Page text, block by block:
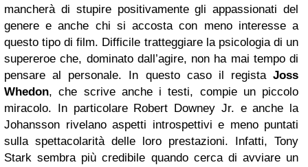
mancherà di stupire positivamente gli appassionati del
genere e anche chi si accosta con meno interesse a
questo tipo di film. Difficile tratteggiare la psicologia di un
supereroe che, dominato dall’agire, non ha mai tempo di
pensare al personale. In questo caso il regista Joss
Whedon, che scrive anche i testi, compie un piccolo
miracolo. In particolare Robert Downey Jr. e anche la
Johansson rivelano aspetti introspettivi e meno puntati
sulla spettacolarità delle loro prestazioni. Infatti, Tony
Stark sembra più credibile quando cerca di avviare un